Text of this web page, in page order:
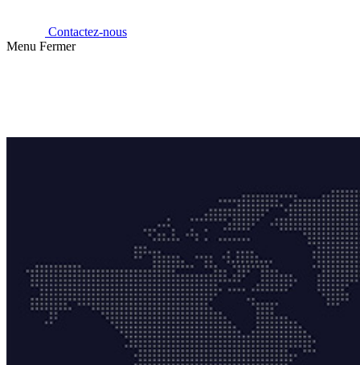
Contactez-nous
Menu Fermer